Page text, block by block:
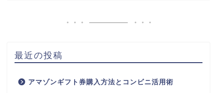
最近の投稿
アマゾンギフト券購入方法とコンビニ活用術